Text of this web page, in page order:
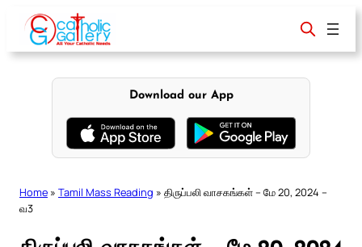
content
Download our App
Home » Tamil Mass Reading » திருப்பலி வாசகங்கள் – மே 20, 2024 –
வ3